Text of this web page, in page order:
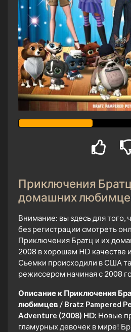
Приключения
домашних
Внимание: вы здесь для того,
без регистрации смотреть
Приключения Братц и их
2008 в хорошем HD качестве
Сьемки происходили в США
режиссером начиная с 2008
Описание к Приключения
любимцев / Bratz Pampered
Adventure (2008) HD: Новые
гламурных девочек в мире!